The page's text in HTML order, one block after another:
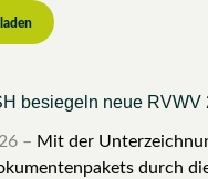
besiegeln neue RVWV
– Mit der
durch